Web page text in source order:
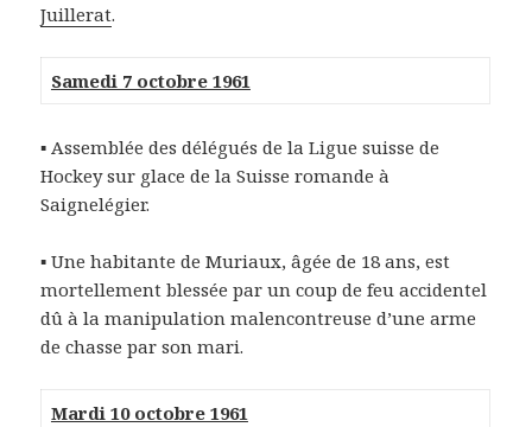
Juillerat.
Samedi 7 octobre 1961
▪ Assemblée des délégués de la Ligue suisse de
Hockey sur glace de la Suisse romande à
Saignelégier.
▪ Une habitante de Muriaux, âgée de 18 ans, est
mortellement blessée par un coup de feu accidentel
dû à la manipulation malencontreuse d’une arme
de chasse par son mari.
Mardi 10 octobre 1961